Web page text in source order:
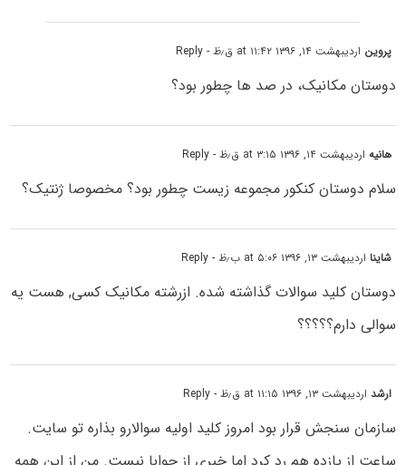
پروین اردیبهشت ۱۴, ۱۳۹۶ at ۱۱:۴۲ ق٫ظ - Reply
دوستان مکانیک، در صد ها چطور بود؟
هانیهاردیبهشت ۱۴, ۱۳۹۶ at ۳:۱۵ ق٫ظ - Reply
سلام دوستان کنکور مجموعه زیست چطور بود؟ مخصوصا ژنتیک؟
شاینااردیبهشت ۱۳, ۱۳۹۶ at ۵:۰۶ ب٫ظ - Reply
دوستان کلید سوالات گذاشته شده. ازرشته مکانیک کسی, هست یه
سوالی دارم؟؟؟؟؟
ارشداردیبهشت ۱۳, ۱۳۹۶ at ۱۱:۱۵ ق٫ظ - Reply
سازمان سنجش قرار بود امروز کلید اولیه سوالارو بذاره تو سایت.